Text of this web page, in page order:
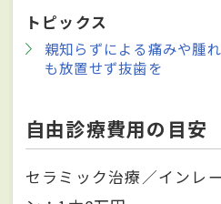
トピックス
親知らずによる痛みや腫
も放置せず抜歯を
自由診療費用の目安
セラミック治療／インレ